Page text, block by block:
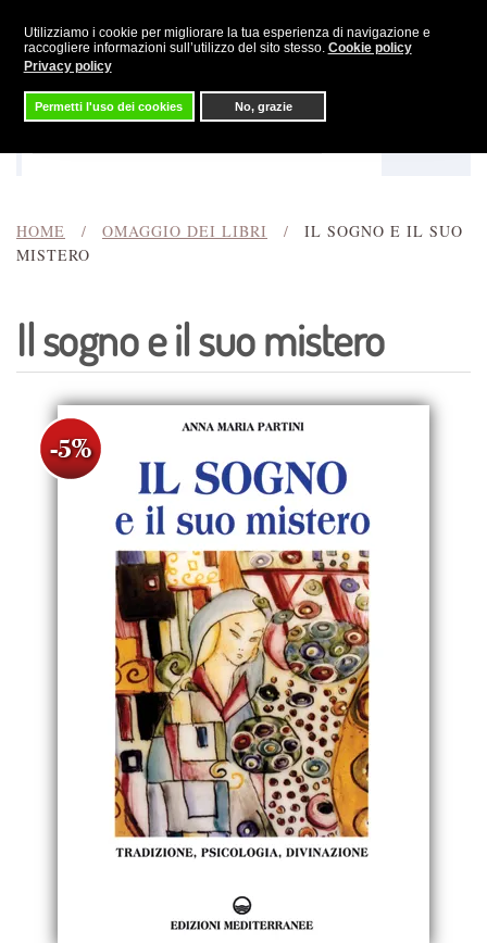
Utilizziamo i cookie per migliorare la tua esperienza di navigazione e
raccogliere informazioni sull’utilizzo del sito stesso. Cookie policy
Privacy policy
Permetti l'uso dei cookies No, grazie
Skip to main content
HOME OMAGGIO DEI LIBRI
IL SOGNO E IL SUO
MISTERO
Il sogno e il suo mistero